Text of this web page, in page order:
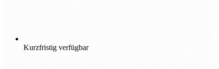
Kurzfristig verfügbar